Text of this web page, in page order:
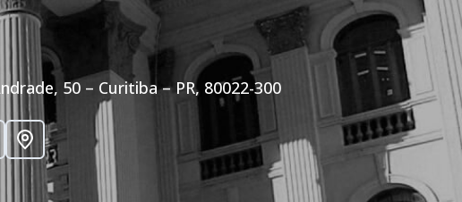
50 – Curitiba – PR, 80022-300